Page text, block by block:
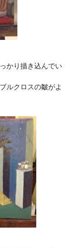
かり描き込んでい
ルクロスの皺がよ